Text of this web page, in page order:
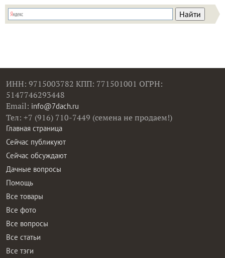
ИНН: 9715003782 КПП: 771501001 ОГРН:
5147746293448
Email: info@7dach.ru
Тел: +7 (916) 710-7449 (семена не продаем!)
Главная страница
Сейчас публикуют
Сейчас обсуждают
Дачные вопросы
Помощь
Все товары
Все фото
Все вопросы
Все статьи
Все тэги